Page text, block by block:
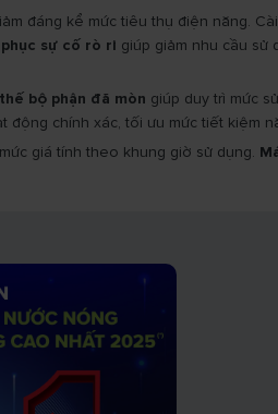
đáng kể mức tiêu thụ điện năng.
sự cố rò rỉ giúp giảm nhu cầu sử
bộ phận đã mòn giúp duy trì mức
động chính xác, tối ưu mức tiết kiệm
giá tính theo khung giờ sử dụng.